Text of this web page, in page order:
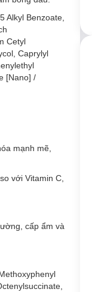
Alkyl Benzoate,
Cetyl
Caprylyl
[Nano] /
mạnh mẽ,
với Vitamin C,
cấp ẩm và